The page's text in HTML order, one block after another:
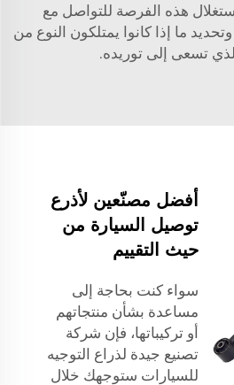
هذه الفرصة للتواصل مع
ما إذا كانوا يمتلكون النوع من
تسعى إلى توريده.
أفضل مصنّعين لأذرع
توصيل السيارة من
حيث التقييم
سواء كنت بحاجة إلى
مساعدة بشأن منتجاتهم
أو تركيباتها، فإن شركة
تصنيع جيدة لذراع التوجيه
للسيارات ستوجهك خلال